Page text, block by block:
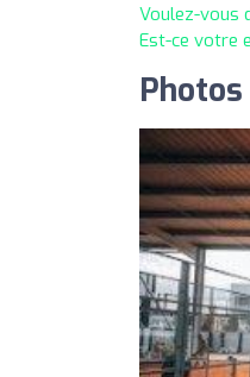
Voulez-vous
Est-ce votre